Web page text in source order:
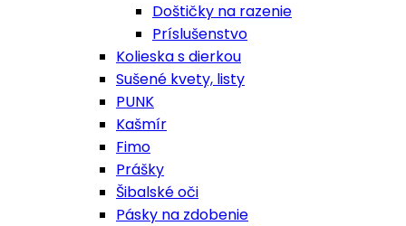
Doštičky na razenie
Príslušenstvo
Kolieska s dierkou
Sušené kvety, listy
PUNK
Kašmír
Fimo
Prášky
Šibalské oči
Pásky na zdobenie